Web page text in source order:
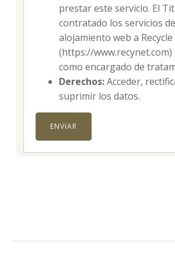
prestar este servicio. El
contratado los servicios de
alojamiento web a
(https://www.recynet.com)
como encargado de
Derechos:Acceder,
suprimir los datos.